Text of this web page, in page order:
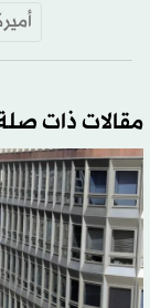
مقالات ذات